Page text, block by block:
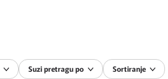
Suzi pretragu po Sortiranje